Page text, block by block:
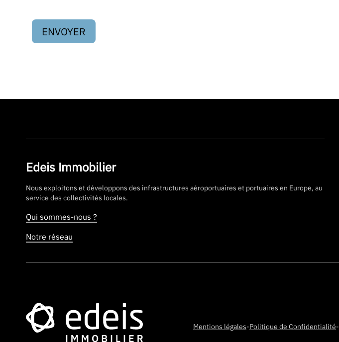
ENVOYER
Edeis Immobilier
Nous exploitons et développons des infrastructures aéroportuaires et portuaires en Europe, au
service des collectivités locales.
Qui sommes-nous ?
Notre réseau
Mentions légales-Politique de Confidentialité-